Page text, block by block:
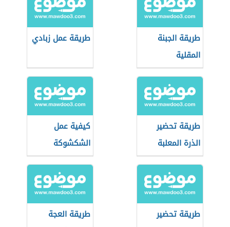
طريقة الجبنة
المقلية
طريقة عمل زبادي
طريقة تحضير
الذرة المعلبة
كيفية عمل
الشكشوكة
طريقة تحضير
طريقة العجة